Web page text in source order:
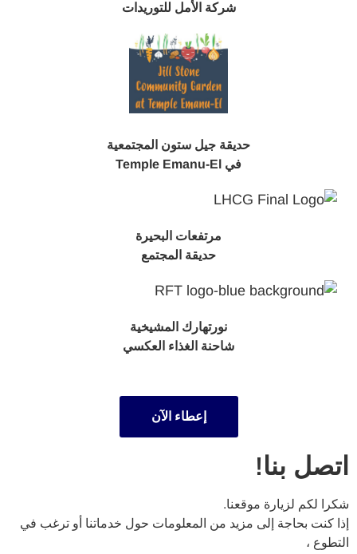
شركة الأمل للتوريدات
حديقة جيل ستون المجتمعية
في Temple Emanu-El
مرتفعات البحيرة
حديقة المجتمع
نورتهارك المشيخية
شاحنة الغذاء العكسي
إعطاء الآن
اتصل بنا!
شكرا لكم لزيارة موقعنا.
إذا كنت بحاجة إلى مزيد من المعلومات حول خدماتنا أو ترغب في
التطوع ،